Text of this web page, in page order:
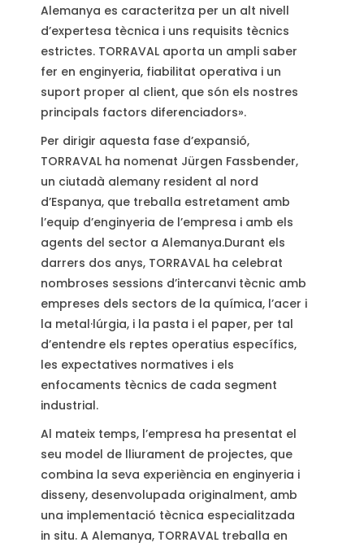
Alemanya es caracteritza per un alt nivell
d’expertesa tècnica i uns requisits tècnics
estrictes. TORRAVAL aporta un ampli saber
fer en enginyeria, fiabilitat operativa i un
suport proper al client, que són els nostres
principals factors diferenciadors».
Per dirigir aquesta fase d’expansió,
TORRAVAL ha nomenat Jürgen Fassbender,
un ciutadà alemany resident al nord
d’Espanya, que treballa estretament amb
l’equip d’enginyeria de l’empresa i amb els
agents del sector a Alemanya.Durant els
darrers dos anys, TORRAVAL ha celebrat
nombroses sessions d’intercanvi tècnic amb
empreses dels sectors de la química, l’acer i
la metal·lúrgia, i la pasta i el paper, per tal
d’entendre els reptes operatius específics,
les expectatives normatives i els
enfocaments tècnics de cada segment
industrial.
Al mateix temps, l’empresa ha presentat el
seu model de lliurament de projectes, que
combina la seva experiència en enginyeria i
disseny, desenvolupada originalment, amb
una implementació tècnica especialitzada
in situ. A Alemanya, TORRAVAL treballa en